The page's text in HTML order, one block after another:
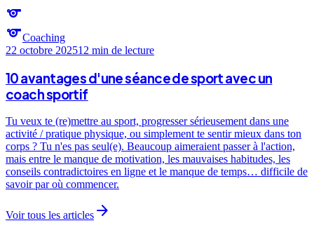
sports
sportsCoaching
22 octobre 202512 min de lecture
10 avantages d'une séance de sport avec un
coach sportif
Tu veux te (re)mettre au sport, progresser sérieusement dans une
activité / pratique physique, ou simplement te sentir mieux dans ton
corps ? Tu n'es pas seul(e). Beaucoup aimeraient passer à l'action,
mais entre le manque de motivation, les mauvaises habitudes, les
conseils contradictoires en ligne et le manque de temps… difficile de
savoir par où commencer.
Voir tous les articles arrow_forward